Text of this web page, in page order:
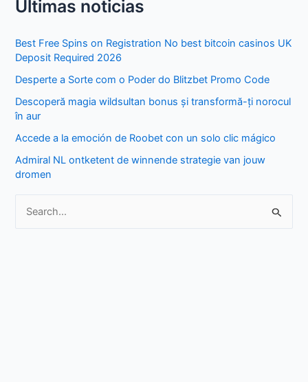
a
c
f
o
Últimas noticias
Best Free Spins on Registration No best bitcoin casinos UK
Deposit Required 2026
Desperte a Sorte com o Poder do Blitzbet Promo Code
Descoperă magia wildsultan bonus și transformă-ți norocul
în aur
Accede a la emoción de Roobet con un solo clic mágico
Admiral NL ontketent de winnende strategie van jouw
dromen